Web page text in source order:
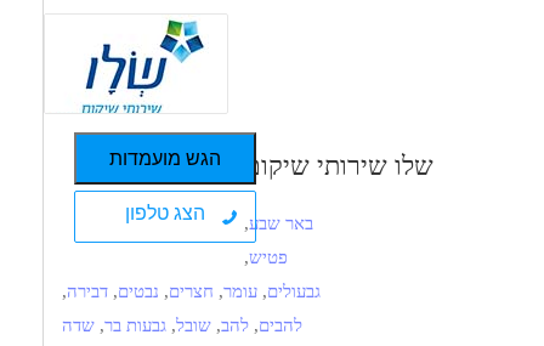
הגש מועמדות
הצג טלפון
שלו שירותי שיקום
באר שבע,
פטיש,
גבעולים, עומר, חצרים, נבטים, דבירה,
להבים, להב, שובל, גבעות בר, שדה